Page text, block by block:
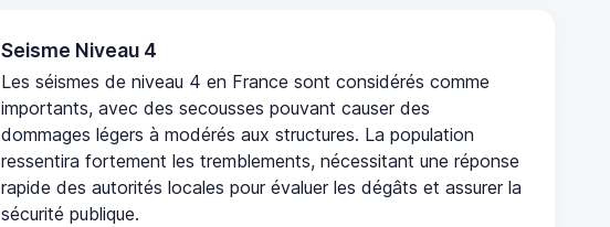
Seisme Niveau 4
Les séismes de niveau 4 en France sont considérés comme
importants, avec des secousses pouvant causer des
dommages légers à modérés aux structures. La population
ressentira fortement les tremblements, nécessitant une réponse
rapide des autorités locales pour évaluer les dégâts et assurer la
sécurité publique.